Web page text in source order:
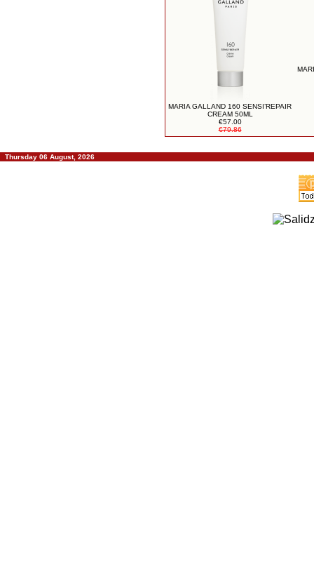
MARIA GALLAND 160 SENSI’REPAIR
CREAM 50ML
€57.00
€79.86
Thursday 06 August, 2026